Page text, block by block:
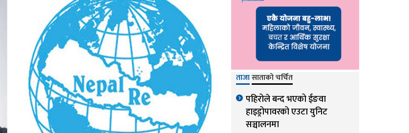
ताजासाताको चर्चित
पहिरोले बन्द भएको ईङवा
हाइड्रोपावरको एउटा युनिट
सञ्चालनमा